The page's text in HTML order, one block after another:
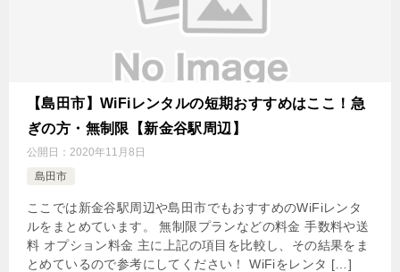
【島田市】WiFiレンタルの短期おすすめはここ！急
ぎの方・無制限【新金谷駅周辺】
公開日： 2020年11月8日
島田市
ここでは新金谷駅周辺や島田市でもおすすめのWiFiレンタ
ルをまとめています。 無制限プランなどの料金 手数料や送
料 オプション料金 主に上記の項目を比較し、その結果をま
とめているので参考にしてください！ WiFiをレンタ […]